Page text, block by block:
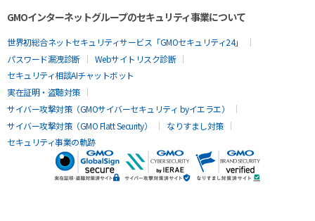
GMOインターネットグループのセキュリティ事業について
世界初総合ネットセキュリティサービス「GMOセキュリティ24」
パスワード漏洩診断
Webサイトリスク診断
セキュリティ相談AIチャットボット
実在証明・盗聴対策
サイバー攻撃対策（GMOサイバーセキュリティ byイエラエ）
サイバー攻撃対策（GMO Flatt Security）
なりすまし対策
セキュリティ事業の軌跡